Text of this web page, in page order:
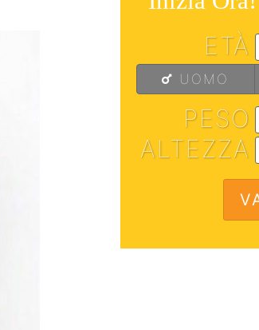
ETÀ
UOMO
PESO
ALTEZZA